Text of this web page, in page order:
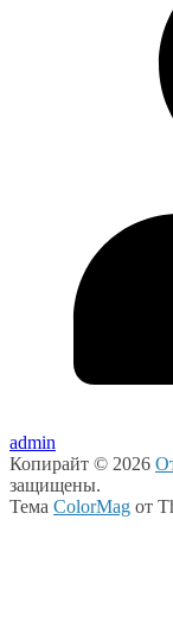
admin
Копирайт © 2026
защищены.
Тема ColorMag от